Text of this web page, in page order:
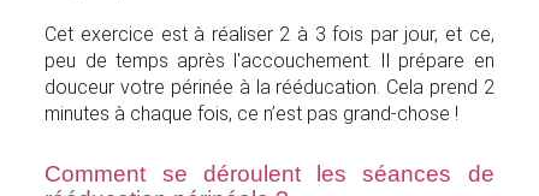
Cet exercice est à réaliser 2 à 3 fois par jour, et ce,
peu de temps après l'accouchement. Il prépare en
douceur votre périnée à la rééducation. Cela prend 2
minutes à chaque fois, ce n’est pas grand-chose !
Comment se déroulent les séances de